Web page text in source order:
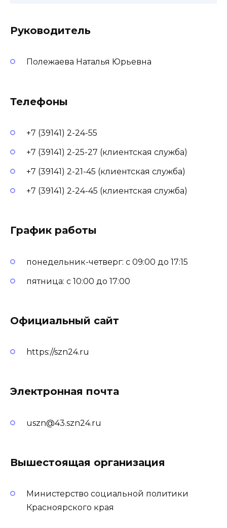
Руководитель
Полежаева Наталья Юрьевна
Телефоны
+7 (39141) 2-24-55
+7 (39141) 2-25-27 (клиентская служба)
+7 (39141) 2-21-45 (клиентская служба)
+7 (39141) 2-24-45 (клиентская служба)
График работы
понедельник-четверг: с 09:00 до 17:15
пятница: с 10:00 до 17:00
Официальный сайт
https://szn24.ru
Электронная почта
uszn@43.szn24.ru
Вышестоящая организация
Министерство социальной политики
Красноярского края